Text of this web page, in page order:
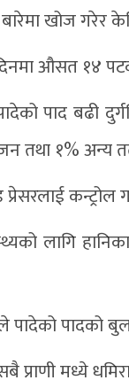
खोज गरेर
औसत १४
पाद बढी
तथा १% अन्य
कन्ट्रोल
लागि
पादेको पादको
प्राणी मध्ये